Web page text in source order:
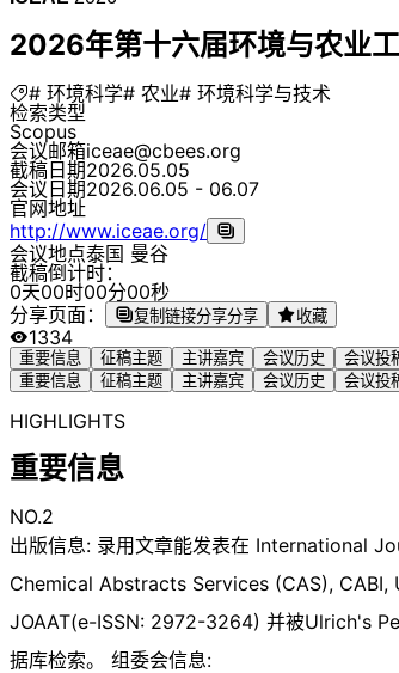
2026年第十六届环境与农业
# 环境科学# 农业# 环境科学与技术
检索类型
Scopus
会议邮箱iceae@cbees.org
截稿日期2026.05.05
会议日期2026.06.05 - 06.07
官网地址
http://www.iceae.org/
会议地点泰国 曼谷
截稿倒计时：
0天00时00分00秒
分享页面：
复制链接分享分享 收藏
1334
重要信息 征稿主题 主讲嘉宾 会议历史
会议投
重要信息
征稿主题 主讲嘉宾 会议历史 会议投
HIGHLIGHTS
重要信息
NO.2
出版信息: 录用文章能发表在 International
Chemical Abstracts Services (CAS),
JOAAT(e-ISSN: 2972-3264) 并被Ulrich's
据库检索。 组委会信息: